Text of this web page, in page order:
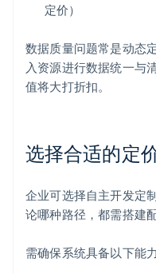
定价）
数据质量问题常是动态
入资源进行数据统一与
值将大打折扣。
选择合适的定
企业可选择自主开发定
论哪种路径，都需搭建
需确保系统具备以下能